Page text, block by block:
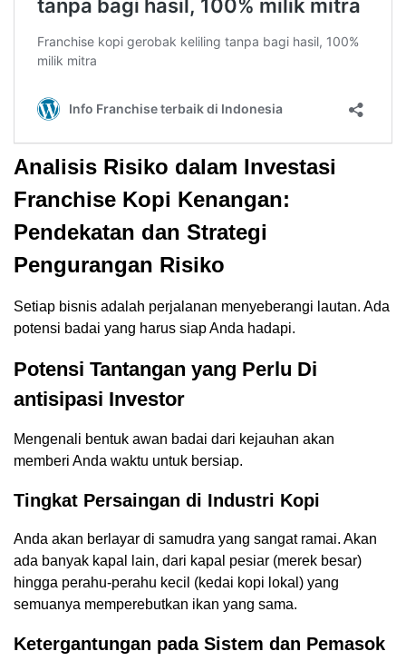
Analisis Risiko dalam Investasi
Franchise Kopi Kenangan:
Pendekatan dan Strategi
Pengurangan Risiko
Setiap bisnis adalah perjalanan menyeberangi lautan. Ada
potensi badai yang harus siap Anda hadapi.
Potensi Tantangan yang Perlu Di
antisipasi Investor
Mengenali bentuk awan badai dari kejauhan akan
memberi Anda waktu untuk bersiap.
Tingkat Persaingan di Industri Kopi
Anda akan berlayar di samudra yang sangat ramai. Akan
ada banyak kapal lain, dari kapal pesiar (merek besar)
hingga perahu-perahu kecil (kedai kopi lokal) yang
semuanya memperebutkan ikan yang sama.
Ketergantungan pada Sistem dan Pemasok